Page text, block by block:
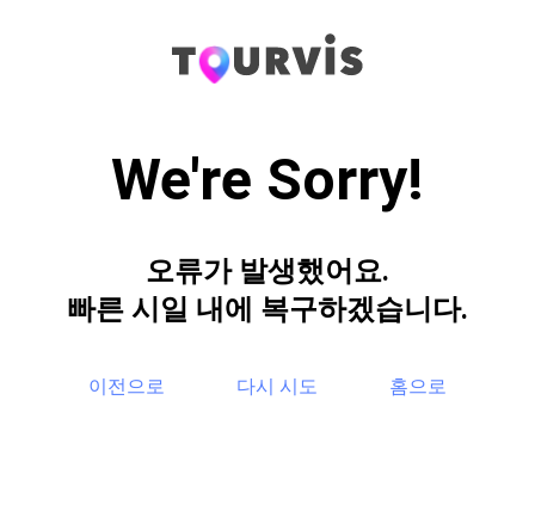
We're Sorry!
오류가 발생했어요.
빠른 시일 내에 복구하겠습니다.
이전으로 다시 시도 홈으로